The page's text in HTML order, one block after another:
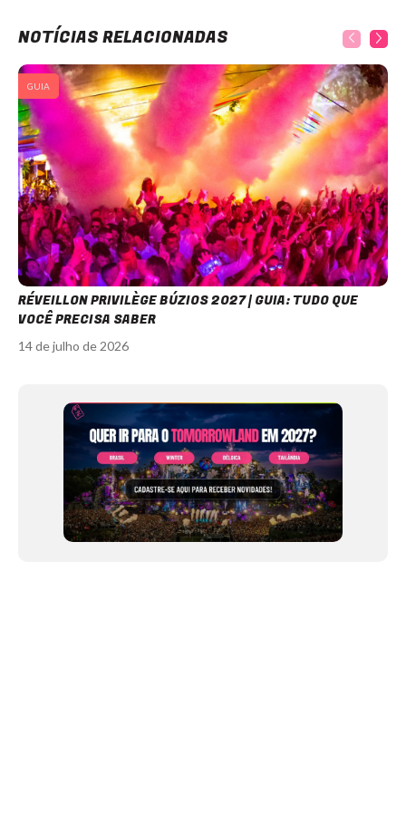
NOTÍCIAS RELACIONADAS
GUIA
RÉVEILLON PRIVILÈGE BÚZIOS 2027 | GUIA: TUDO QUE
VOCÊ PRECISA SABER
14 de julho de 2026